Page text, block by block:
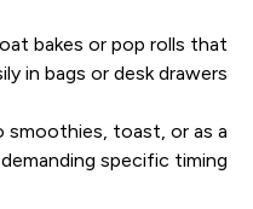
bakes or pop rolls that
in bags or desk drawers.
smoothies, toast, or as a
specific timing.